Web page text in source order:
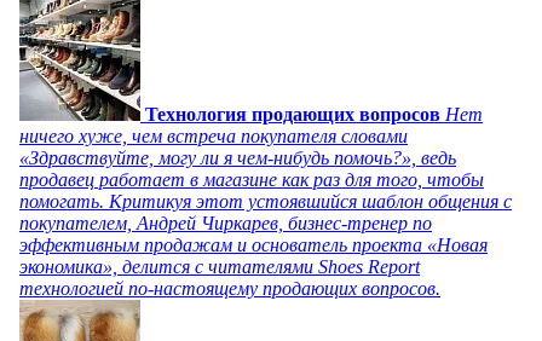
Технология продающих вопросов Нет
ничего хуже, чем встреча покупателя словами
«Здравствуйте, могу ли я чем-нибудь помочь?», ведь
продавец работает в магазине как раз для того, чтобы
помогать. Критикуя этот устоявшийся шаблон общения с
покупателем, Андрей Чиркарев, бизнес-тренер по
эффективным продажам и основатель проекта «Новая
экономика», делится с читателями Shoes Report
технологией по-настоящему продающих вопросов.